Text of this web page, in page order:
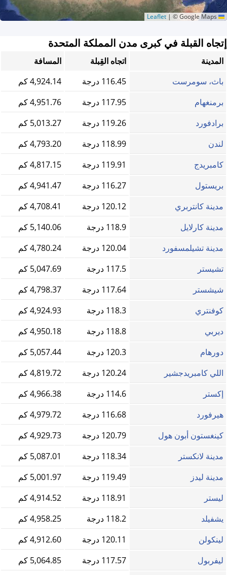
| © Google Maps
إتجاه القبلة في كبرى مدن المملكة المتحدة
المدينة اتجاه القِبلة
المسافة
باث، سومرست
116.45 درجة
4,924.14 كم
برمنغهام
117.95 درجة
4,951.76 كم
برادفورد
119.26 درجة
5,013.27 كم
لندن
118.99 درجة
4,793.20 كم
كامبريدج
119.91 درجة
4,817.15 كم
بريستول
116.27 درجة
4,941.47 كم
مدينة كانتربري
120.12 درجة
4,708.41 كم
مدينة كارلايل
118.9 درجة
5,140.06 كم
مدينة تشيلمسفورد
120.04 درجة
4,780.24 كم
تشيستر
117.5 درجة
5,047.69 كم
شيشستر
117.64 درجة
4,798.37 كم
كوفنتري
118.3 درجة
4,924.93 كم
ديربي
118.8 درجة
4,950.18 كم
دورهام
120.3 درجة
5,057.44 كم
اللي كامبريدجشير
120.24 درجة
4,819.72 كم
إكستر
114.6 درجة
4,966.38 كم
هيرفورد
116.68 درجة
4,979.72 كم
كينغستون أبون هول
120.79 درجة
4,929.73 كم
مدينة لانكستر
118.34 درجة
5,087.01 كم
مدينة ليدز
119.49 درجة
5,001.97 كم
ليستر
118.91 درجة
4,914.52 كم
يشفيلد
118.2 درجة
4,958.25 كم
لينكولن
120.11 درجة
4,912.60 كم
ليفربول
117.57 درجة
5,064.85 كم